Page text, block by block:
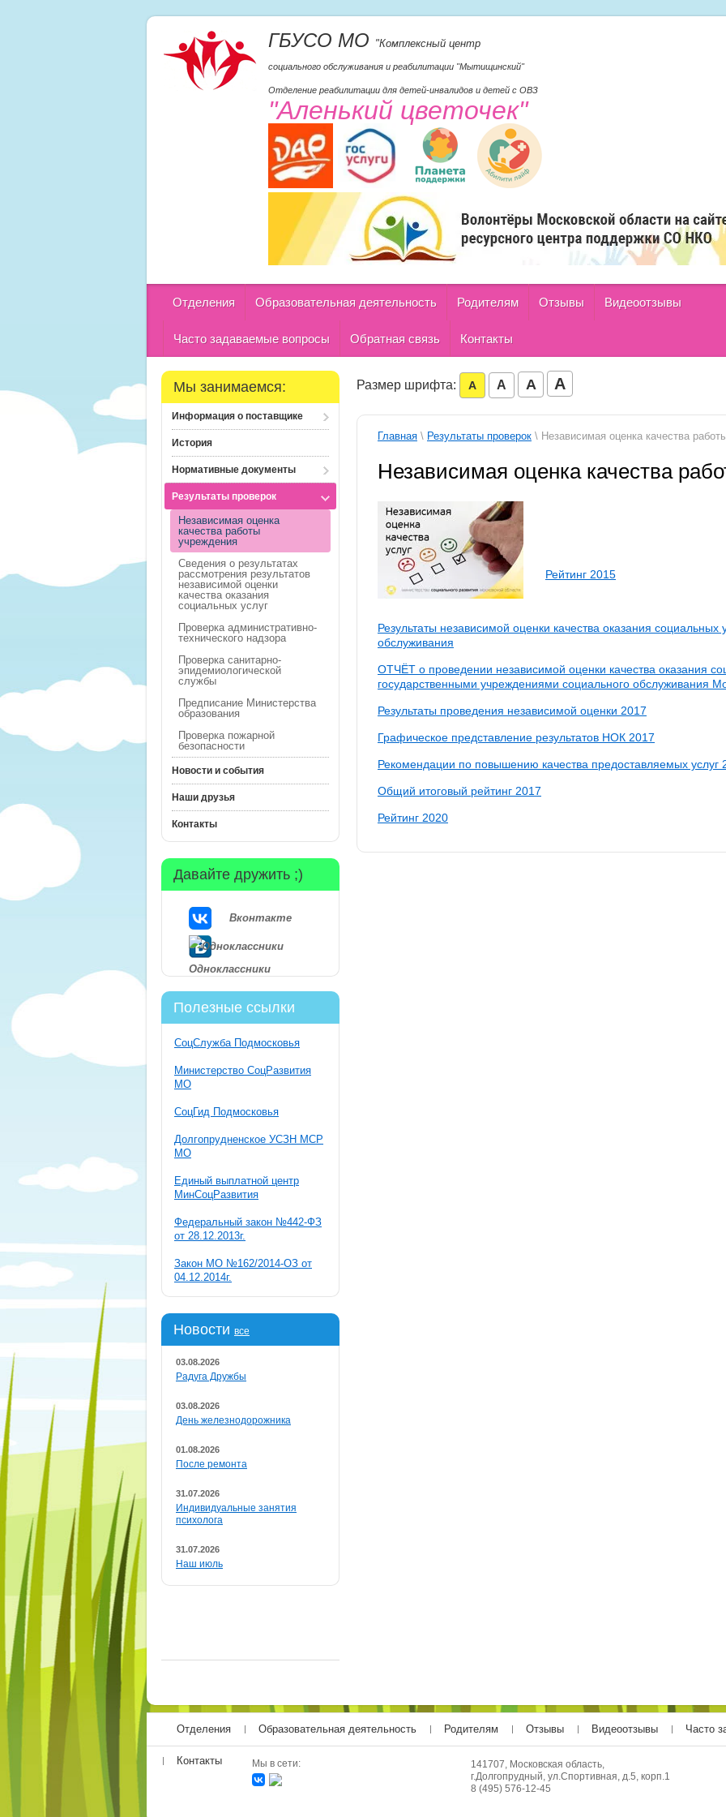
ГБУСО МО "Комплексный центр
социального обслуживания и реабилитации "Мытищинский"
Отделение реабилитации для детей-инвалидов и детей с ОВЗ
"Аленький цветочек"
Отделения Образовательная деятельность Родителям Отзывы Видеоотзывы
Часто задаваемые вопросы Обратная связь Контакты
Мы занимаемся:
Информация о поставщике
История
Нормативные документы
Результаты проверок
Независимая оценка
качества работы
учреждения
Сведения о результатах
рассмотрения результатов
независимой оценки
качества оказания
социальных услуг
Проверка административно-
технического надзора
Проверка санитарно-
эпидемиологической
службы
Предписание Министерства
образования
Проверка пожарной
безопасности
Новости и события
Наши друзья
Контакты
Давайте дружить ;)
Вконтакте
Одноклассники
Полезные ссылки
СоцСлужба Подмосковья
Министерство СоцРазвития
МО
СоцГид Подмосковья
Долгопрудненское УСЗН МСР
МО
Единый выплатной центр
МинСоцРазвития
Федеральный закон №442-ФЗ
от 28.12.2013г.
Закон МО №162/2014-ОЗ от
04.12.2014г.
Новости все
03.08.2026
Радуга Дружбы
03.08.2026
День железнодорожника
01.08.2026
После ремонта
31.07.2026
Индивидуальные занятия
психолога
31.07.2026
Наш июль
Размер шрифта: A A A A
Главная \ Результаты проверок \ Независимая оценка качества
Независимая оценка качества
Рейтинг 2015
Результаты независимой оценки качества оказания
обслуживания
ОТЧЁТ о проведении независимой оценки качества оказания
государственными учреждениями социального обслуживания
Результаты проведения независимой оценки 2017
Графическое представление результатов НОК 2017
Рекомендации по повышению качества предоставляемых услуг
Общий итоговый рейтинг 2017
Рейтинг 2020
Отделения Образовательная деятельность Родителям Отзывы Видеоотзывы Часто
Контакты Мы в сети:
141707, Московская область,
г.Долгопрудный, ул.Спортивная, д.5, корп.1
8 (495) 576-12-45